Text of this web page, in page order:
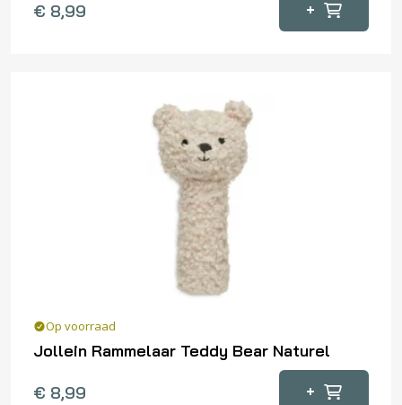
€ 8,99 +
Op voorraad
Jollein Rammelaar Teddy Bear Naturel
€ 8,99 +